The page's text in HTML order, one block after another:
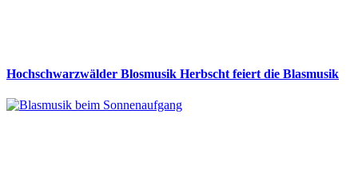
Hochschwarzwälder Blosmusik Herbscht feiert die Blasmusik